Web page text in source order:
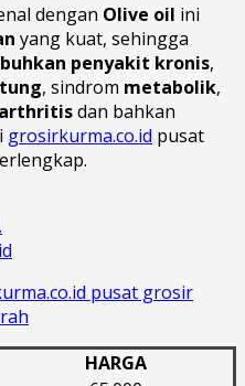
dengan Olive oil ini
yang kuat, sehingga
penyakit kronis,
, sindrom metabolik,
arthritisdan bahkan
grosirkurma.co.id pusat
HARGA